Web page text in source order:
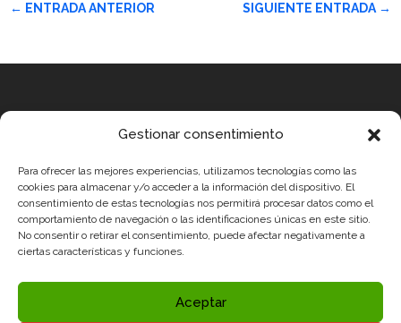
Gestionar consentimiento
Para ofrecer las mejores experiencias, utilizamos tecnologías como las
cookies para almacenar y/o acceder a la información del dispositivo. El
consentimiento de estas tecnologías nos permitirá procesar datos como el
comportamiento de navegación o las identificaciones únicas en este sitio.
No consentir o retirar el consentimiento, puede afectar negativamente a
ciertas características y funciones.
Aceptar
← ENTRADA ANTERIOR SIGUIENTE ENTRADA→
ROBOTIX CASTELLÓN
INGENIOOS VALENCIA
CERCA ALICANTE
Condiciones legales
Política de Privacidad y Aviso Legal